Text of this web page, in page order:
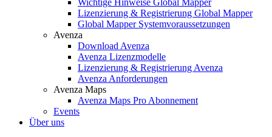
Wichtige Hinweise Global Mapper
Lizenzierung & Registrierung Global Mapper
Global Mapper Systemvoraussetzungen
Avenza
Download Avenza
Avenza Lizenzmodelle
Lizenzierung & Registrierung Avenza
Avenza Anforderungen
Avenza Maps
Avenza Maps Pro Abonnement
Events
Über uns